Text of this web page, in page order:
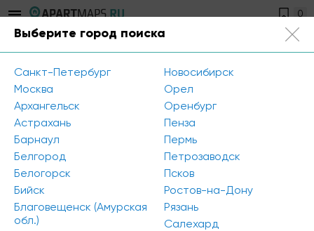
0
Главная/
Новости
Выберите город поиска
Санкт-Петербург
Москва
Архангельск
Астрахань
Барнаул
Белгород
Белогорск
Бийск
Благовещенск (Амурская
обл.)
Новосибирск
Орел
Оренбург
Пенза
Пермь
Петрозаводск
Псков
Ростов-на-Дону
Рязань
Салехард